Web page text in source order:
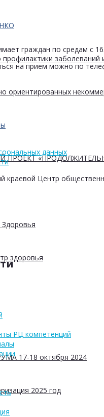
заболеваний
ориентированных
ПРОЕКТ
здоровья
17-18 октября 2024
2025 год
граждан по средам с
на прием можно по
данных
краевой Центр
РЦ компетенций